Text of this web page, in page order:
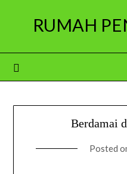
RUMAH
Berdamai
Posted